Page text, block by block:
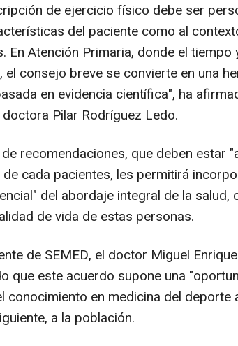
de ejercicio físico debe ser
del paciente como al
En Atención Primaria, donde el
el consejo breve se convierte en una
en evidencia científica", ha
doctora Pilar Rodríguez Ledo.
recomendaciones, que deben estar
de cada pacientes, les permitirá
del abordaje integral de la
de vida de estas personas.
de SEMED, el doctor Miguel
que este acuerdo supone una
conocimiento en medicina del deporte
a la población.